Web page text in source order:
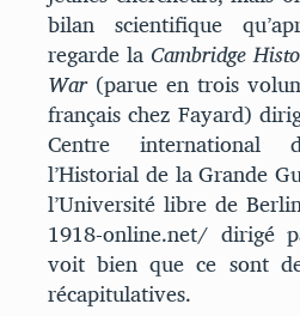
bilan scientifique
regarde la Cambridge
War(parue en trois
français chez Fayard)
Centre international
l’Historial de la Grande
l’Université libre de
1918-online.net/ dirigé
voit bien que ce sont
récapitulatives.